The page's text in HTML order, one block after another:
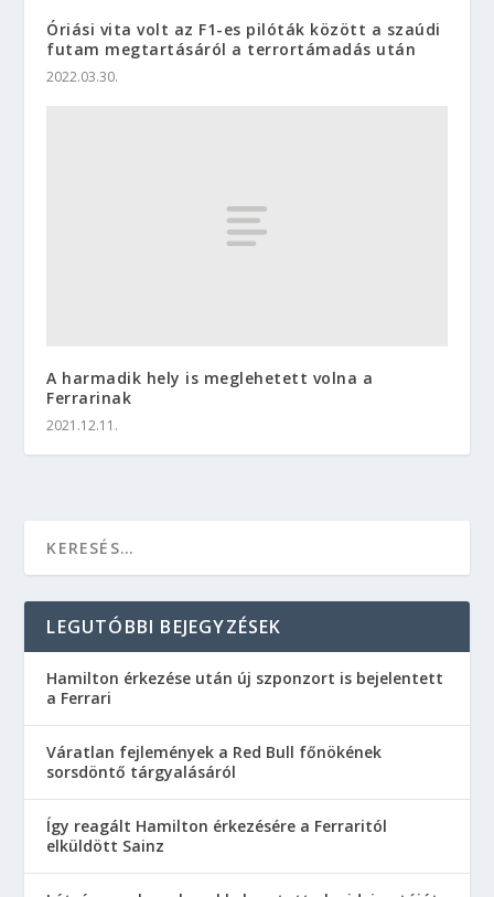
Óriási vita volt az F1-es pilóták között a szaúdi
futam megtartásáról a terrortámadás után
2022.03.30.
A harmadik hely is meglehetett volna a
Ferrarinak
2021.12.11.
LEGUTÓBBI BEJEGYZÉSEK
Hamilton érkezése után új szponzort is bejelentett
a Ferrari
Váratlan fejlemények a Red Bull főnökének
sorsdöntő tárgyalásáról
Így reagált Hamilton érkezésére a Ferraritól
elküldött Sainz